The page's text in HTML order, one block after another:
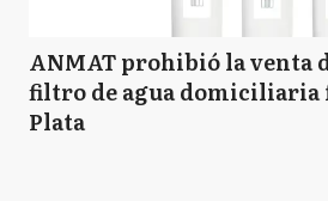
ANMAT prohibió la venta
filtro de agua domiciliaria
Plata